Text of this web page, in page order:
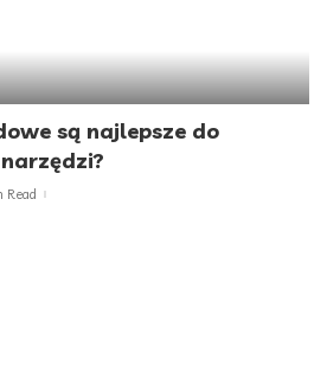
są najlepsze do
Read